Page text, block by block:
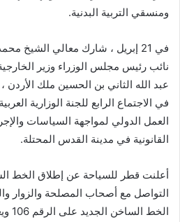
ومنسقي التربية البدنية.
في 21 إبريل ، شارك معالي الشيخ
نائب رئيس مجلس الوزراء وزير
عبد الله الثاني بن الحسين ملك الأردن
في الاجتماع الرابع للجنة الوزارية
العمل الدولي لمواجهة السياسات
القانونية في مدينة القدس المحتلة.
أعلنت قطر للسياحة عن إطلاق الخط
التواصل مع أصحاب المصلحة والزوار